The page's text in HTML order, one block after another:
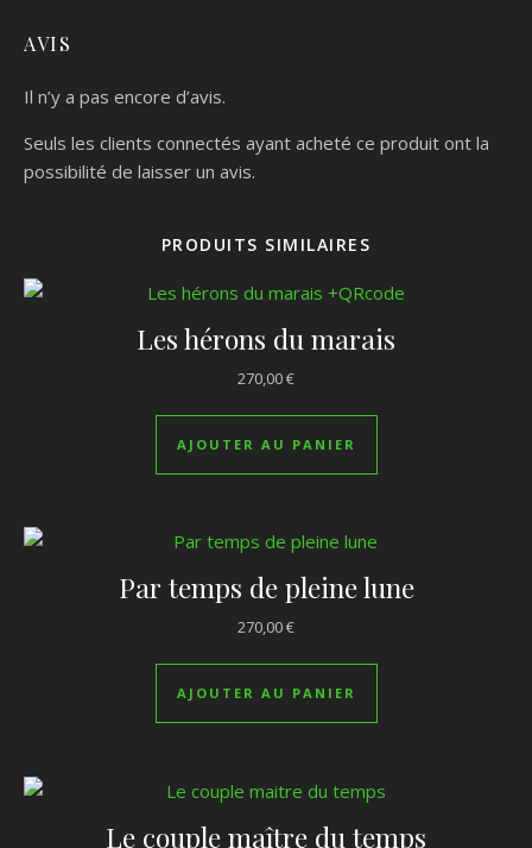
AVIS
Il n’y a pas encore d’avis.
Seuls les clients connectés ayant acheté ce produit ont la
possibilité de laisser un avis.
PRODUITS SIMILAIRES
Les hérons du marais
270,00€
AJOUTER AU PANIER
Par temps de pleine lune
270,00€
AJOUTER AU PANIER
Le couple maître du temps